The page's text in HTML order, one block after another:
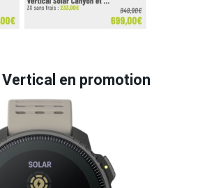
en promotion